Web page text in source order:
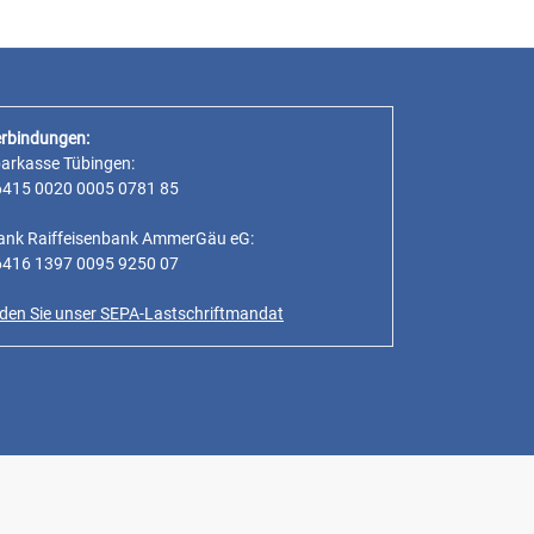
Tübingen:
0020 0005 0781 85
Raiffeisenbank AmmerGäu eG:
1397 0095 9250 07
Sie unser SEPA-Lastschriftmandat